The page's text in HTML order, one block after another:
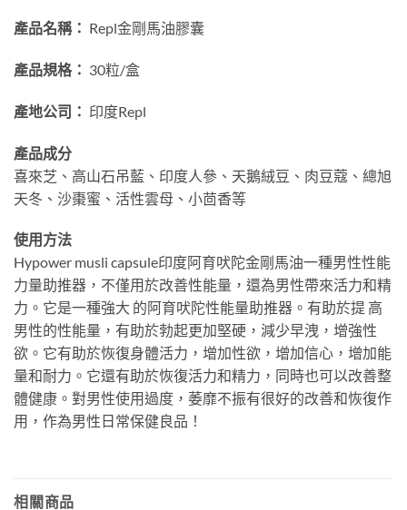
產品名稱： Repl金剛馬油膠囊
產品規格： 30粒/盒
產地公司： 印度Repl
產品成分
喜來芝、高山石吊藍、印度人參、天鵝絨豆、肉豆蔻、總旭
天冬、沙棗蜜、活性雲母、小茴香等
使用方法
Hypower musli capsule印度阿育吠陀金剛馬油一種男性性能
力量助推器，不僅用於改善性能量，還為男性帶來活力和精
力。它是一種強大 的阿育吠陀性能量助推器。有助於提 高
男性的性能量，有助於勃起更加堅硬，減少早洩，增強性
欲。它有助於恢復身體活力，增加性欲，增加信心，增加能
量和耐力。它還有助於恢復活力和精力，同時也可以改善整
體健康。對男性使用過度，萎靡不振有很好的改善和恢復作
用，作為男性日常保健良品！
相關商品